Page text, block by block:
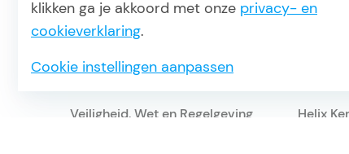
NEN 2767 & BOEI
Veiligheid, Wet en Regelgeving
Helix
klikken ga je akkoord met onze privacy- en
cookieverklaring.
Cookie instellingen aanpassen